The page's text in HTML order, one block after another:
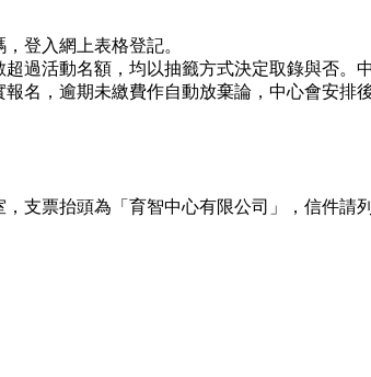
登入網上表格登記。
過活動名額，均以抽籤方式決定取錄與否。
名，逾期未繳費作自動放棄論，中心會安排
支票抬頭為「育智中心有限公司」，信件請列